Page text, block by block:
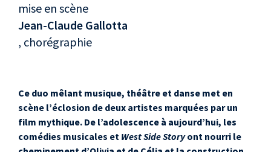
mise en scène
Jean-Claude Gallotta
, chorégraphie
Ce duo mêlant musique, théâtre et danse met en
scène l’éclosion de deux artistes marquées par un
film mythique. De l’adolescence à aujourd’hui, les
comédies musicales et West Side Storyont nourri le